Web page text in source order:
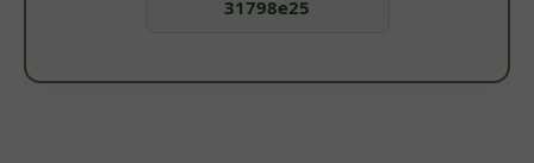
31798e25